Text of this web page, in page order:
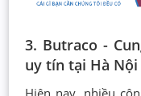
3. Butraco -
uy tín tại Hà Nội
Hiện nay, nhiều